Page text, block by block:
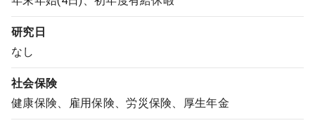
研究日
なし
社会保険
健康保険、雇用保険、労災保険、厚生年金